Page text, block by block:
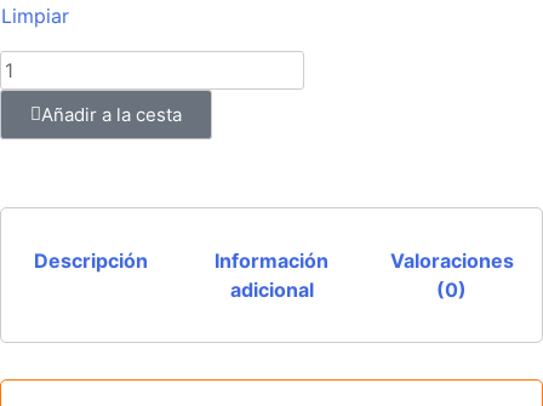
Limpiar
Añadir a la cesta
Descripción
Información
adicional
Valoraciones
(0)